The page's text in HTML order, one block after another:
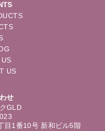
US
せ
GLD
目1番10号 新和ビル5階